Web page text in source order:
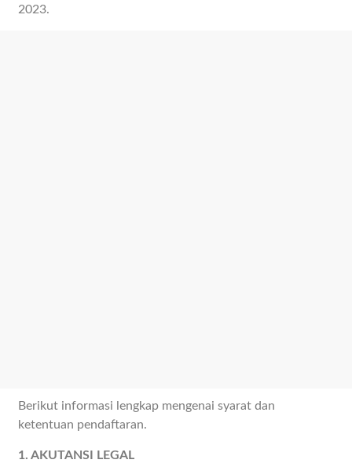
2023.
Berikut informasi lengkap mengenai syarat dan
ketentuan pendaftaran.
1. AKUTANSI LEGAL